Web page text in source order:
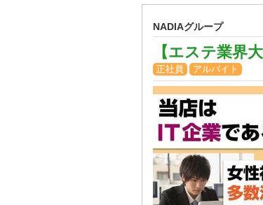
NADIAグループ
【エステ業界
正社員 アルバイト